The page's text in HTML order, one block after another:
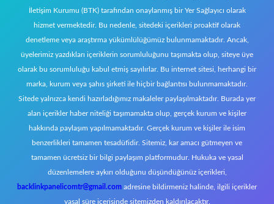
İletişim Kurumu (BTK) tarafından onaylanmış bir Yer Sağlayıcı olarak
hizmet vermektedir. Bu nedenle, sitedeki içerikleri proaktif olarak
denetleme veya araştırma yükümlülüğümüz bulunmamaktadır. Ancak,
üyelerimiz yazdıkları içeriklerin sorumluluğunu taşımakta olup, siteye üye
olarak bu sorumluluğu kabul etmiş sayılırlar. Bu internet sitesi, herhangi bir
marka, kurum veya şahıs şirketi ile hiçbir bağlantısı bulunmamaktadır.
Sitede yalnızca kendi hazırladığımız makaleler paylaşılmaktadır. Burada yer
alan içerikler haber niteliği taşımamakta olup, gerçek kurum ve kişiler
hakkında paylaşım yapılmamaktadır. Gerçek kurum ve kişiler ile isim
benzerlikleri tamamen tesadüfidir. Sitemiz, kar amacı gütmeyen ve
tamamen ücretsiz bir bilgi paylaşım platformudur. Hukuka ve yasal
düzenlemelere aykırı olduğunu düşündüğünüz içerikleri,
backlinkpanelicomtr@gmail.com adresine bildirmeniz halinde, ilgili içerikler
yasal süre içerisinde sitemizden kaldırılacaktır.